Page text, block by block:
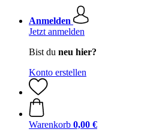
Anmelden
Jetzt anmelden
Bist du neu hier?
Konto erstellen
Warenkorb 0,00 €